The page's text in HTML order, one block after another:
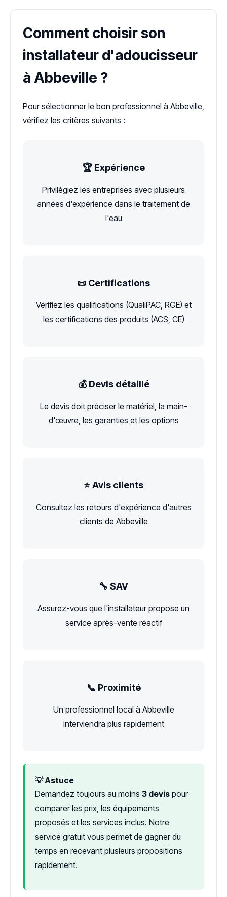
Comment choisir son
installateur d'adoucisseur
à Abbeville ?
Pour sélectionner le bon professionnel à Abbeville,
vérifiez les critères suivants :
🏆 Expérience
Privilégiez les entreprises avec plusieurs
années d'expérience dans le traitement de
l'eau
📜 Certifications
Vérifiez les qualifications (QualiPAC, RGE) et
les certifications des produits (ACS, CE)
💰 Devis détaillé
Le devis doit préciser le matériel, la main-
d'œuvre, les garanties et les options
⭐ Avis clients
Consultez les retours d'expérience d'autres
clients de Abbeville
🔧 SAV
Assurez-vous que l'installateur propose un
service après-vente réactif
📞 Proximité
Un professionnel local à Abbeville
interviendra plus rapidement
💡 Astuce
Demandez toujours au moins 3 devis pour
comparer les prix, les équipements
proposés et les services inclus. Notre
service gratuit vous permet de gagner du
temps en recevant plusieurs propositions
rapidement.